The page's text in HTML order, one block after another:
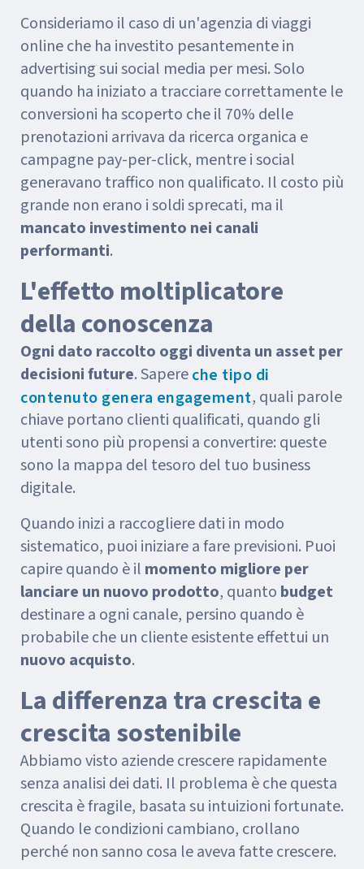
Consideriamo il caso di un'agenzia di viaggi
online che ha investito pesantemente in
advertising sui social media per mesi. Solo
quando ha iniziato a tracciare correttamente le
conversioni ha scoperto che il 70% delle
prenotazioni arrivava da ricerca organica e
campagne pay-per-click, mentre i social
generavano traffico non qualificato. Il costo più
grande non erano i soldi sprecati, ma il
mancato investimento nei canali
performanti.
L'effetto moltiplicatore
della conoscenza
Ogni dato raccolto oggi diventa un asset per
decisioni future. Sapereche tipo di
contenuto genera engagement, quali parole
chiave portano clienti qualificati, quando gli
utenti sono più propensi a convertire: queste
sono la mappa del tesoro del tuo business
digitale.
Quando inizi a raccogliere dati in modo
sistematico, puoi iniziare a fare previsioni. Puoi
capire quando è il momento migliore per
lanciare un nuovo prodotto, quanto budget
destinare a ogni canale, persino quando è
probabile che un cliente esistente effettui un
nuovo acquisto.
La differenza tra crescita e
crescita sostenibile
Abbiamo visto aziende crescere rapidamente
senza analisi dei dati. Il problema è che questa
crescita è fragile, basata su intuizioni fortunate.
Quando le condizioni cambiano, crollano
perché non sanno cosa le aveva fatte crescere.